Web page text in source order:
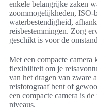
enkele belangrijke zaken
zoommogelijkheden, ISO-
waterbestendigheid,
reisbestemmingen. Zorg
geschikt is voor de
Met een compacte
flexibiliteit om je
van het dragen van zware
reisfotograaf bent of
een compacte camera is
niveaus.